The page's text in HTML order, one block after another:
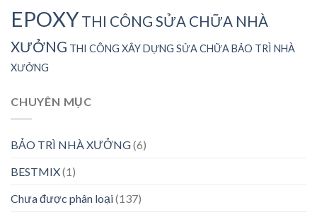
EPOXYTHI CÔNG SỬA CHỮA NHÀ
XƯỞNG THI CÔNG XÂY DỰNG SỬA CHỮA BẢO TRÌ NHÀ
XƯỞNG
CHUYÊN MỤC
BẢO TRÌ NHÀ XƯỞNG(6)
BESTMIX(1)
Chưa được phân loại(137)